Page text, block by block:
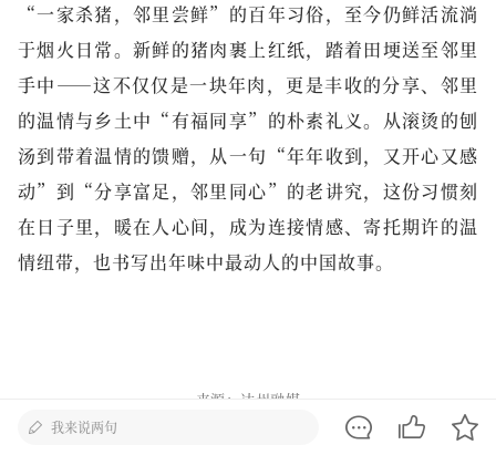
“一家杀猪，邻里尝鲜”的百年习俗，至今仍鲜活流淌
于烟火日常。新鲜的猪肉裹上红纸，踏着田埂送至邻里
手中——这不仅仅是一块年肉，更是丰收的分享、邻里
的温情与乡土中“有福同享”的朴素礼义。从滚烫的刨
汤到带着温情的馈赠，从一句“年年收到，又开心又感
动”到“分享富足，邻里同心”的老讲究，这份习惯刻
在日子里，暖在人心间，成为连接情感、寄托期许的温
情纽带，也书写出年味中最动人的中国故事。
来源：达州融媒
主编：罗敏 责编：李杏 审核：李小平 编辑：师维
我来说两句